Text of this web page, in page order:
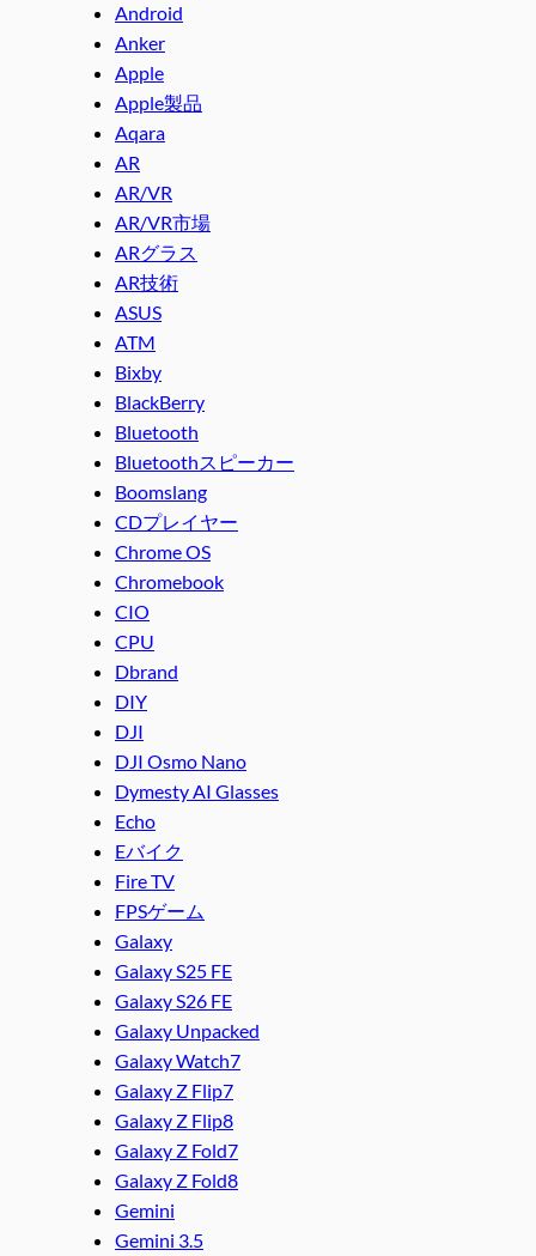
Android
Anker
Apple
Apple製品
Aqara
AR
AR/VR
AR/VR市場
ARグラス
AR技術
ASUS
ATM
Bixby
BlackBerry
Bluetooth
Bluetoothスピーカー
Boomslang
CDプレイヤー
Chrome OS
Chromebook
CIO
CPU
Dbrand
DIY
DJI
DJI Osmo Nano
Dymesty AI Glasses
Echo
Eバイク
Fire TV
FPSゲーム
Galaxy
Galaxy S25 FE
Galaxy S26 FE
Galaxy Unpacked
Galaxy Watch7
Galaxy Z Flip7
Galaxy Z Flip8
Galaxy Z Fold7
Galaxy Z Fold8
Gemini
Gemini 3.5